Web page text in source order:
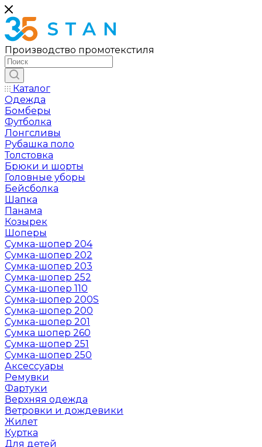
Производство промотекстиля
Каталог
Одежда
Бомберы
Футболка
Лонгсливы
Рубашка поло
Толстовка
Брюки и шорты
Головные уборы
Бейсболка
Шапка
Панама
Козырек
Шоперы
Сумка-шопер 204
Сумка-шопер 202
Сумка-шопер 203
Сумка-шопер 252
Сумка-шопер 110
Сумка-шопер 200S
Сумка-шопер 200
Сумка-шопер 201
Сумка шопер 260
Сумка-шопер 251
Сумка-шопер 250
Аксессуары
Ремувки
Фартуки
Верхняя одежда
Ветровки и дождевики
Жилет
Куртка
Для детей